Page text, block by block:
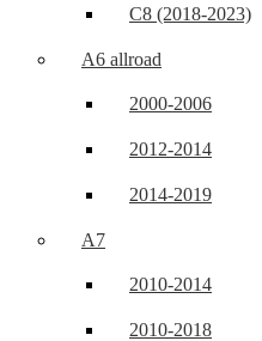
C8 (2018-2023)
A6 allroad
2000-2006
2012-2014
2014-2019
A7
2010-2014
2010-2018